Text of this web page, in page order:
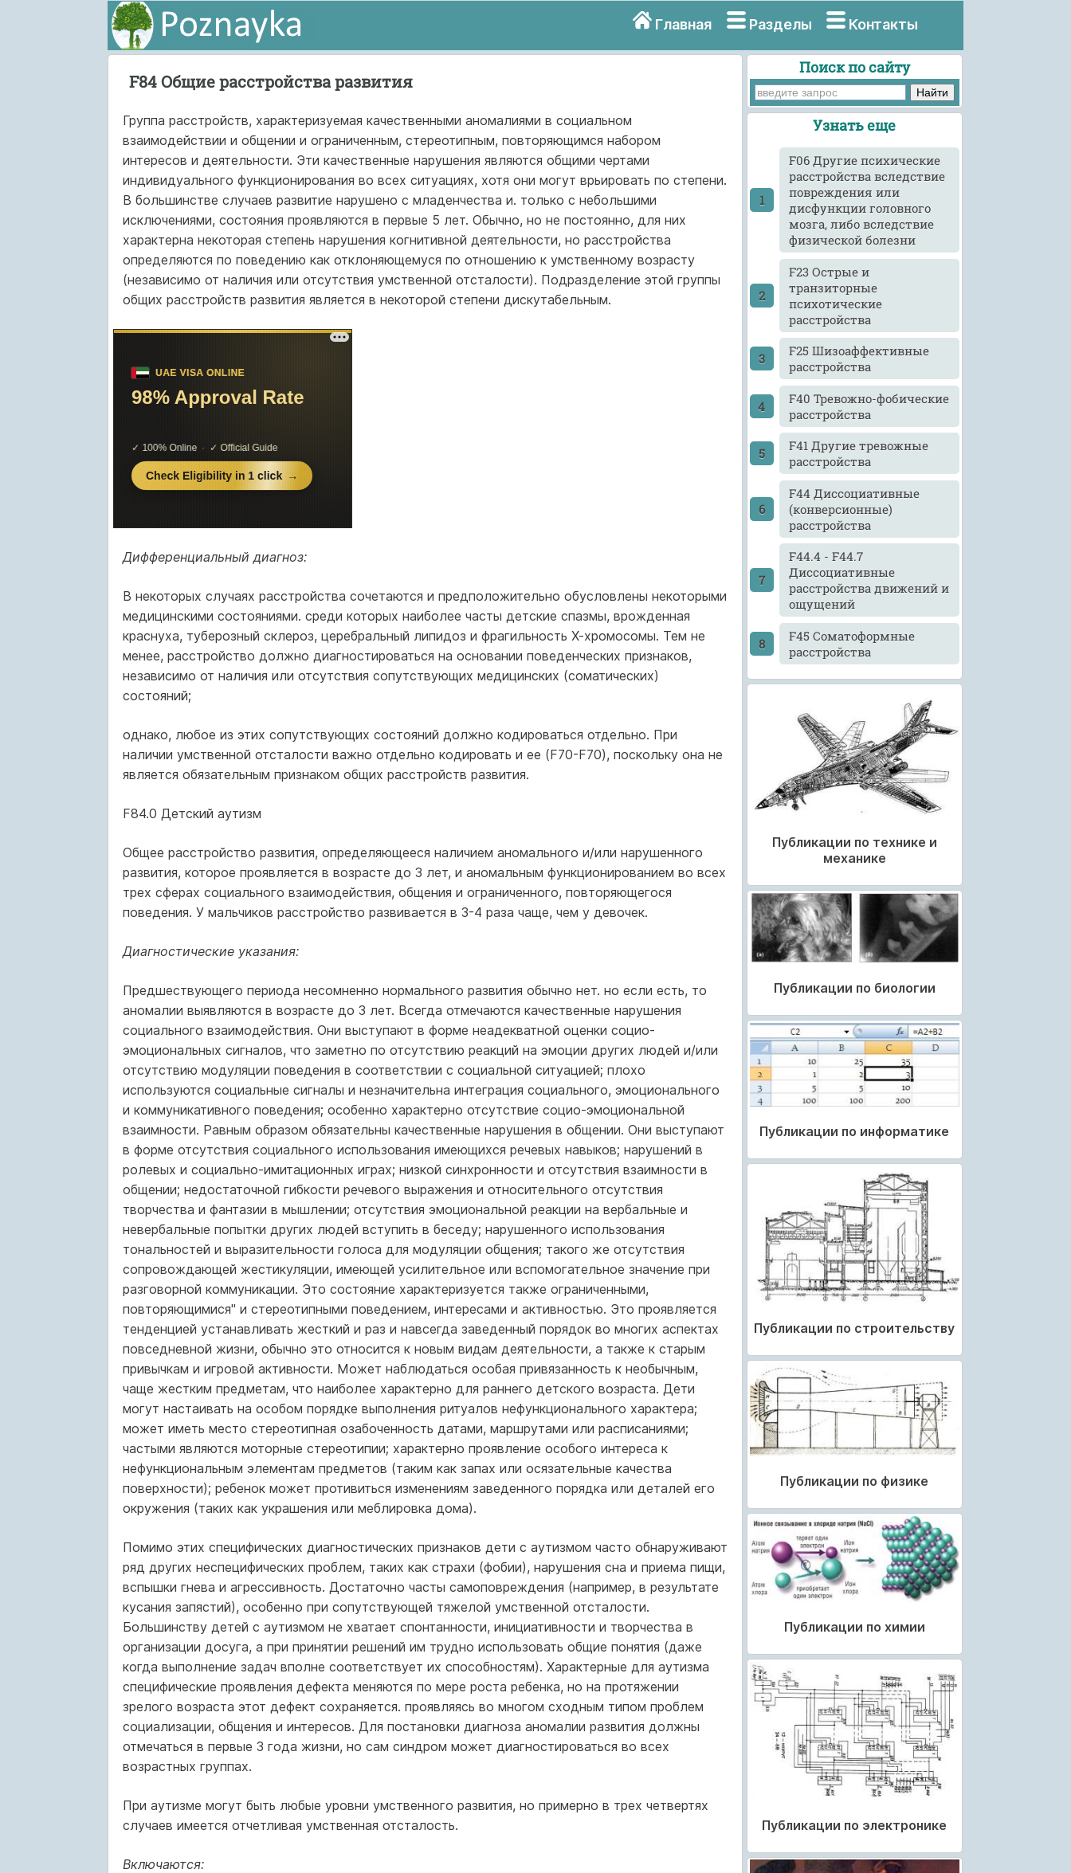
Главная Разделы Контакты
F84 Общие расстройства развития
Группа расстройств, характеризуемая качественными аномалиями в социальном
взаимодействии и общении и ограниченным, стереотипным, повторяющимся набором
интересов и деятельности. Эти качественные нарушения являются общими чертами
индивидуального функционирования во всех ситуациях, хотя они могут врьировать по степени.
В большинстве случаев развитие нарушено с младенчества и. только с небольшими
исключениями, состояния проявляются в первые 5 лет. Обычно, но не постоянно, для них
характерна некоторая степень нарушения когнитивной деятельности, но расстройства
определяются по поведению как отклоняющемуся по отношению к умственному возрасту
(независимо от наличия или отсутствия умственной отсталости). Подразделение этой группы
общих расстройств развития является в некоторой степени дискутабельным.
Дифференциальный диагноз:
В некоторых случаях расстройства сочетаются и предположительно обусловлены некоторыми
медицинскими состояниями. среди которых наиболее часты детские спазмы, врожденная
краснуха, туберозный склероз, церебральный липидоз и фрагильность Х-хромосомы. Тем не
менее, расстройство должно диагностироваться на основании поведенческих признаков,
независимо от наличия или отсутствия сопутствующих медицинских (соматических)
состояний;
однако, любое из этих сопутствующих состояний должно кодироваться отдельно. При
наличии умственной отсталости важно отдельно кодировать и ее (F70-F70), поскольку она не
является обязательным признаком общих расстройств развития.
F84.0 Детский аутизм
Общее расстройство развития, определяющееся наличием аномального и/или нарушенного
развития, которое проявляется в возрасте до 3 лет, и аномальным функционированием во всех
трех сферах социального взаимодействия, общения и ограниченного, повторяющегося
поведения. У мальчиков расстройство развивается в 3-4 раза чаще, чем у девочек.
Диагностические указания:
Предшествующего периода несомненно нормального развития обычно нет. но если есть, то
аномалии выявляются в возрасте до 3 лет. Всегда отмечаются качественные нарушения
социального взаимодействия. Они выступают в форме неадекватной оценки социо-
эмоциональных сигналов, что заметно по отсутствию реакций на эмоции других людей и/или
отсутствию модуляции поведения в соответствии с социальной ситуацией; плохо
используются со­циальные сигналы и незначительна интеграция социального, эмоционального
и коммуникативного поведения; особенно характерно отсутствие социо-эмоциональной
взаимности. Равным образом обязательны качественные нарушения в общении. Они выступают
в форме отсутствия социального использования имеющихся речевых навыков; нарушений в
ролевых и социально-имитационных играх; низкой синхронности и отсутствия взаимности в
общении; недостаточной гибкости речевого выражения и относительного отсутствия
творчества и фантазии в мышлении; отсутствия эмоциональной реакции на вербальные и
невербальные попытки других людей вступить в беседу; нарушенного использования
тональностей и выразительности голоса для модуляции общения; такого же отсутствия
сопровождающей жестикуляции, имеющей усилительное или вспомогательное значение при
разговорной коммуникации. Это состояние характеризуется также ограниченными,
повторяющимися" и стереотипными поведением, интересами и активностью. Это проявляется
тенденцией устанавливать жесткий и раз и навсегда заведенный порядок во многих аспектах
повседневной жизни, обычно это относится к новым видам деятельности, а также к старым
привычкам и игровой активности. Может наблюдаться особая привязанность к необычным,
чаще жестким предметам, что наиболее характерно для раннего детского возраста. Дети
могут настаивать на особом порядке выполнения ритуалов нефункционального характера;
может иметь место стереотипная озабоченность датами, маршрутами или расписаниями;
частыми являются моторные стереотипии; характерно проявление особого интереса к
нефункциональным элементам предметов (таким как запах или осязательные качества
поверхности); ребенок может противиться изменениям заведенного порядка или деталей его
окружения (таких как украшения или меблировка дома).
Помимо этих специфических диагностических признаков дети с аутизмом часто обнаруживают
ряд других неспецифических проблем, таких как страхи (фобии), нарушения сна и приема пищи,
вспышки гнева и агрессивность. Достаточно часты самоповреждения (например, в результате
кусания запястий), особенно при сопутствующей тяжелой умственной отсталости.
Большинству детей с аутизмом не хватает спонтанности, инициативности и творчества в
организации досуга, а при принятии решений им трудно использовать общие понятия (даже
когда выполнение задач вполне соответствует их способностям). Характерные для аутизма
специфические проявления дефекта меняются по мере роста ребенка, но на протяжении
зрелого возраста этот дефект сохраняется. проявляясь во многом сходным типом проблем
социализации, общения и интересов. Для постановки диагноза аномалии развития должны
отмечаться в первые 3 года жизни, но сам синдром может диагностироваться во всех
возрастных группах.
При аутизме могут быть любые уровни умственного развития, но примерно в трех четвертях
случаев имеется отчетливая умственная отсталость.
Включаются:
Поиск по сайту
Узнать еще
F06 Другие психические
расстройства вследствие
повреждения или
дисфункции головного
мозга, либо вследствие
физической болезни
F23 Острые и
транзиторные
психотические
расстройства
F25 Шизоаффективные
расстройства
F40 Тревожно-фобические
расстройства
F41 Другие тревожные
расстройства
F44 Диссоциативные
(конверсионные)
расстройства
F44.4 - F44.7
Диссоциативные
расстройства движений и
ощущений
F45 Соматоформные
расстройства
Публикации по технике и
механике
Публикации по биологии
Публикации по информатике
Публикации по строительству
Публикации по физике
Публикации по химии
Публикации по электронике